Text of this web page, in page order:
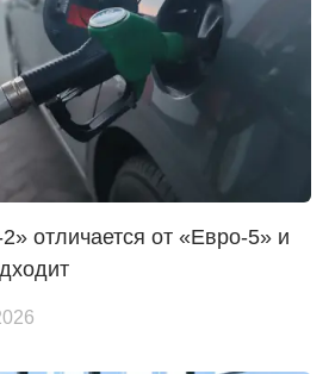
отличается от «Евро-5» и